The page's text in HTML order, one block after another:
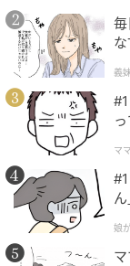
素敵なあの人Web
ケーキドーム
ントしたもので
が
義
マ
ん
娘